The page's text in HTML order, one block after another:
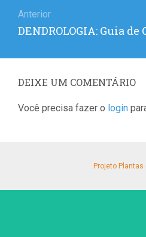
de
Post
Anterior
Post
DENDROLOGIA: Guia de
DEIXE UM COMENTÁRIO
Você precisa fazer o login
Projeto Plantas